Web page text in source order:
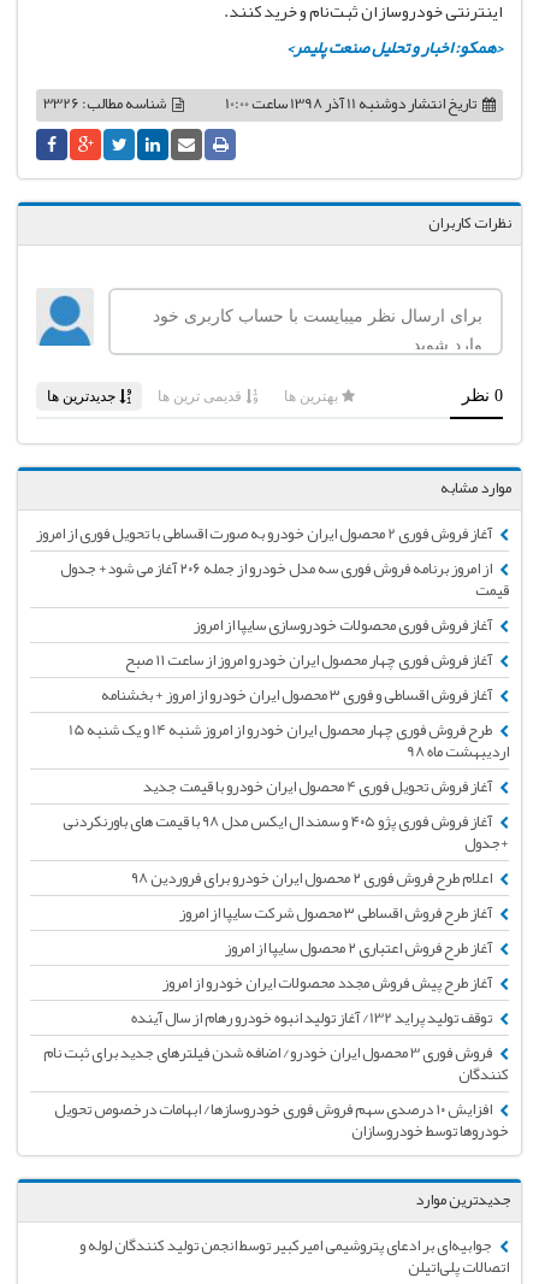
اینترنتی خودروسازان ثبت‌نام و خرید کنند.
<همکو: اخبار و تحلیل صنعت پلیمر>
شناسه مطالب: 3326 تاریخ انتشاردوشنبه 11 آذر 1398 ساعت 10:00
نظرات کاربران
موارد مشابه
آغاز فروش فوری 2 محصول ایران خودرو به صورت اقساطی با تحویل فوری از امروز
از امروز برنامه فروش فوری سه مدل خودرو از جمله ۲۰۶ آغاز می شود+ جدول
قیمت
آغاز فروش فوری محصولات خودروسازی سایپا از امروز
آغاز فروش فوری چهار محصول ایران خودرو امروز از ساعت ۱۱ صبح
آغاز فروش اقساطی و فوری ۳ محصول ایران خودرو از امروز + بخشنامه
طرح فروش فوری چهار محصول ایران خودرو از امروز شنبه 14 و یک شنبه 15
اردیبهشت ماه 98
آغاز فروش تحویل فوری 4 محصول ایران خودرو با قیمت جدید
آغاز فروش فوری پژو ۴۰۵ و سمند ال ایکس مدل ۹۸ با قیمت های باورنکردنی
+جدول
اعلام طرح فروش فوری ۲ محصول ایران خودرو برای فروردین ۹۸
آغاز طرح فروش اقساطی ۳ محصول شرکت سایپا از امروز
آغاز طرح فروش اعتباری ۲ محصول سایپا از امروز
آغاز طرح پیش فروش مجدد محصولات ایران خودرو از امروز
توقف تولید پراید 132/ آغاز تولید انبوه خودرو رهام از سال آینده
فروش فوری 3 محصول ایران خودرو/ اضافه شدن فیلترهای جدید برای ثبت نام
کنندگان
افزایش ۱۰ درصدی سهم فروش فوری خودروسازها/ ابهامات درخصوص تحویل
خودروها توسط خودروسازان
جدیدترین موارد
جوابیه‌ای بر ادعای پتروشیمی امیرکبیر توسط انجمن تولید کنندگان لوله و
اتصالات پلی‌اتیلن